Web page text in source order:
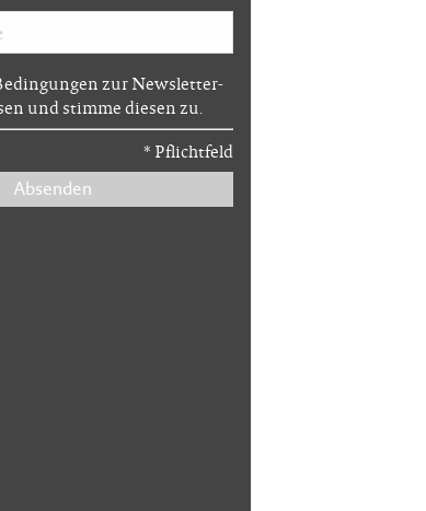
zur Newsletter-
und stimme diesen zu.
* Pflichtfeld
Absenden